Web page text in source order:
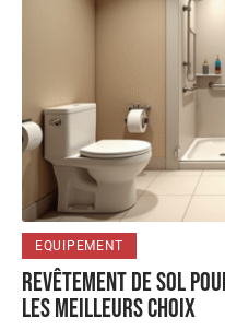
EQUIPEMENT
Revêtement de sol
les meilleurs choix